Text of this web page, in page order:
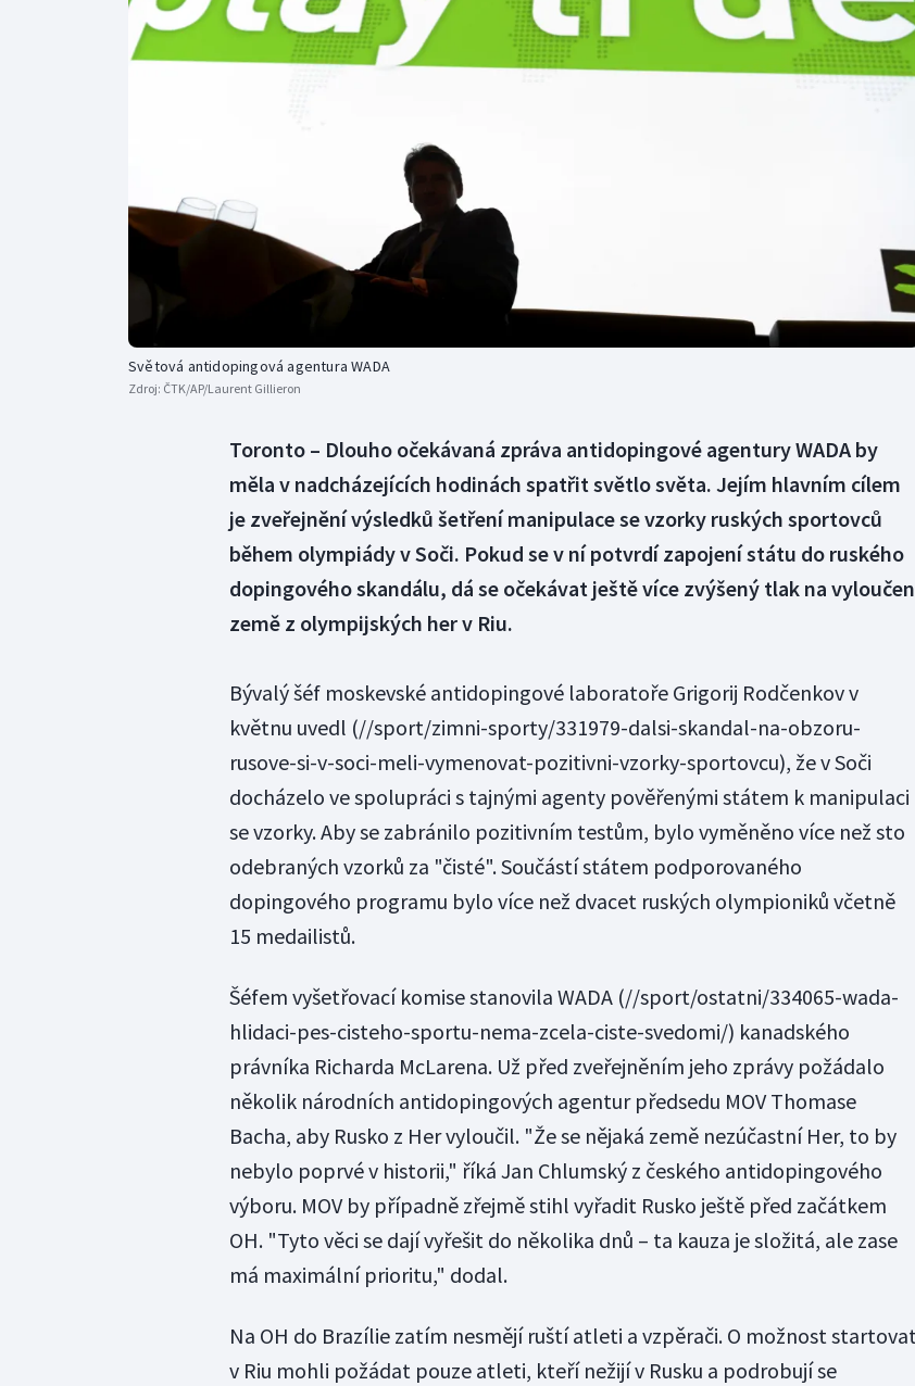
Curling
Dostihy
Gymnastika
Moderní pětiboj
Motorsport
Triatlon
Veslování
Světová antidopingová agentura WADA
Zdroj: ČTK/AP/Laurent Gillieron
Toronto – Dlouho očekávaná zpráva antidopingové agentury WADA by
měla v nadcházejících hodinách spatřit světlo světa. Jejím hlavním cílem
je zveřejnění výsledků šetření manipulace se vzorky ruských sportovců
během olympiády v Soči. Pokud se v ní potvrdí zapojení státu do ruského
dopingového skandálu, dá se očekávat ještě více zvýšený tlak na
země z olympijských her v Riu.
Bývalý šéf moskevské antidopingové laboratoře Grigorij Rodčenkov v
květnu uvedl (//sport/zimni-sporty/331979-dalsi-skandal-na-obzoru-
rusove-si-v-soci-meli-vymenovat-pozitivni-vzorky-sportovcu), že v Soči
docházelo ve spolupráci s tajnými agenty pověřenými státem k manipulaci
se vzorky. Aby se zabránilo pozitivním testům, bylo vyměněno více než sto
odebraných vzorků za "čisté". Součástí státem podporovaného
dopingového programu bylo více než dvacet ruských olympioniků včetně
15 medailistů.
Šéfem vyšetřovací komise stanovila WADA(//sport/ostatni/334065-wada-
hlidaci-pes-cisteho-sportu-nema-zcela-ciste-svedomi/) kanadského
právníka Richarda McLarena. Už před zveřejněním jeho zprávy požádalo
několik národních antidopingových agentur předsedu MOV Thomase
Bacha, aby Rusko z Her vyloučil. "Že se nějaká země nezúčastní Her, to by
nebylo poprvé v historii," říká Jan Chlumský z českého antidopingového
výboru. MOV by případně zřejmě stihl vyřadit Rusko ještě před začátkem
OH. "Tyto věci se dají vyřešit do několika dnů – ta kauza je složitá, ale zase
má maximální prioritu," dodal.
Na OH do Brazílie zatím nesmějí ruští atleti a vzpěrači. O možnost
v Riu mohli požádat pouze atleti, kteří nežijí v Rusku a podrobují se